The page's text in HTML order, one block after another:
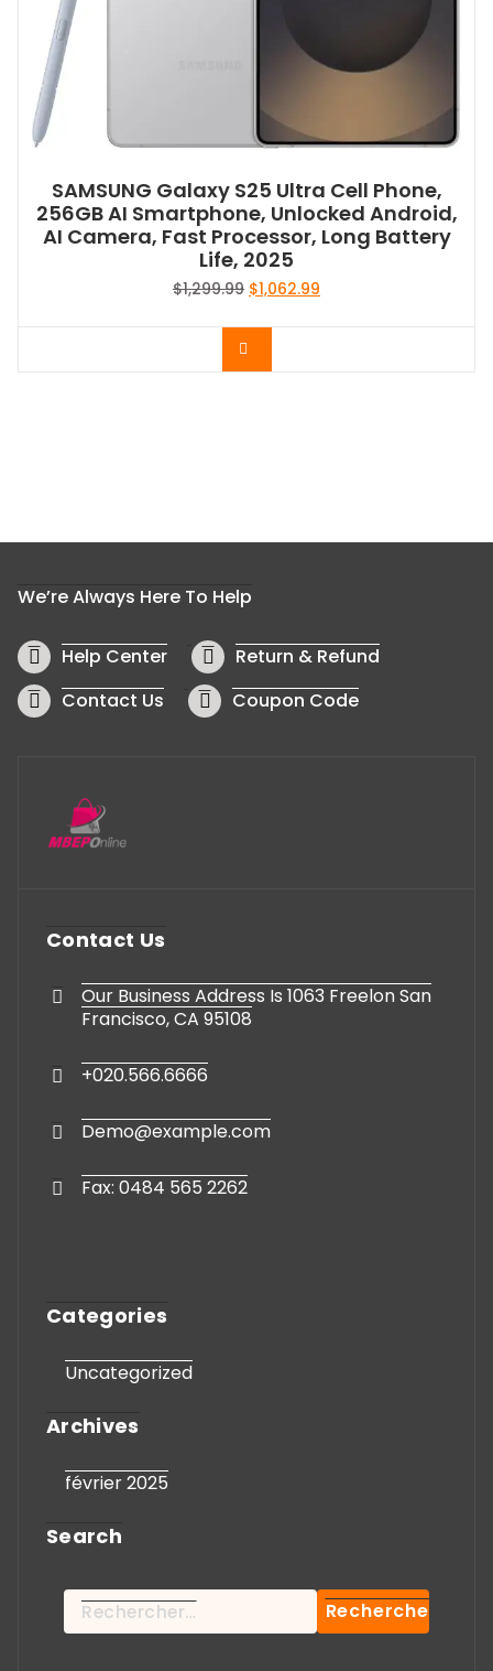
SAMSUNG Galaxy S25 Ultra Cell Phone,
256GB AI Smartphone, Unlocked Android,
AI Camera, Fast Processor, Long Battery
Life, 2025
$1,299.99 Le
initial
$1,299.99.
$1,062.99
We’re Always Here To Help
Help Center
Return & Refund
Contact Us
Coupon Code
Contact Us
Our Business Address Is 1063 Freelon San
Francisco, CA 95108
+020.566.6666
Demo@example.com
Fax: 0484 565 2262
Categories
Uncategorized
Archives
février 2025
Search
Rechercher :